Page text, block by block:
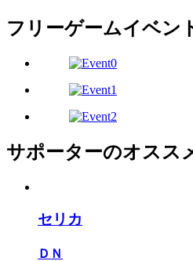
フリーゲームイベン
サポーターのオスス
セリカ
ＤＮ